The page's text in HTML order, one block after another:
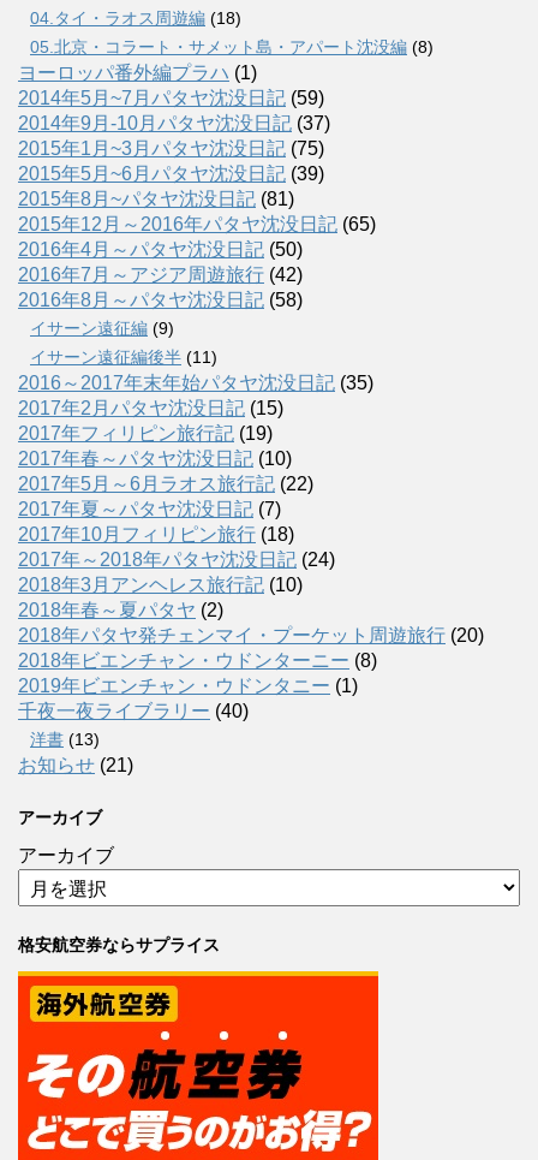
04.タイ・ラオス周遊編 (18)
05.北京・コラート・サメット島・アパート沈没編 (8)
ヨーロッパ番外編プラハ (1)
2014年5月~7月パタヤ沈没日記 (59)
2014年9月-10月パタヤ沈没日記 (37)
2015年1月~3月パタヤ沈没日記 (75)
2015年5月~6月パタヤ沈没日記 (39)
2015年8月~パタヤ沈没日記 (81)
2015年12月～2016年パタヤ沈没日記 (65)
2016年4月～パタヤ沈没日記 (50)
2016年7月～アジア周遊旅行 (42)
2016年8月～パタヤ沈没日記 (58)
イサーン遠征編 (9)
イサーン遠征編後半 (11)
2016～2017年末年始パタヤ沈没日記 (35)
2017年2月パタヤ沈没日記 (15)
2017年フィリピン旅行記 (19)
2017年春～パタヤ沈没日記 (10)
2017年5月～6月ラオス旅行記 (22)
2017年夏～パタヤ沈没日記 (7)
2017年10月フィリピン旅行 (18)
2017年～2018年パタヤ沈没日記 (24)
2018年3月アンヘレス旅行記 (10)
2018年春～夏パタヤ (2)
2018年パタヤ発チェンマイ・プーケット周遊旅行 (20)
2018年ビエンチャン・ウドンターニー (8)
2019年ビエンチャン・ウドンタニー (1)
千夜一夜ライブラリー (40)
洋書 (13)
お知らせ (21)
アーカイブ
アーカイブ
格安航空券ならサプライス